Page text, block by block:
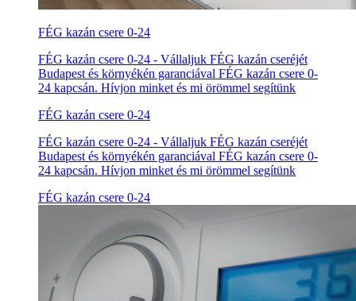
FÉG kazán csere 0-24
FÉG kazán csere 0-24 - Vállaljuk FÉG kazán cseréjét
Budapest és környékén garanciával FÉG kazán csere 0-
24 kapcsán. Hívjon minket és mi örömmel segítünk
FÉG kazán csere 0-24
FÉG kazán csere 0-24 - Vállaljuk FÉG kazán cseréjét
Budapest és környékén garanciával FÉG kazán csere 0-
24 kapcsán. Hívjon minket és mi örömmel segítünk
FÉG kazán csere 0-24